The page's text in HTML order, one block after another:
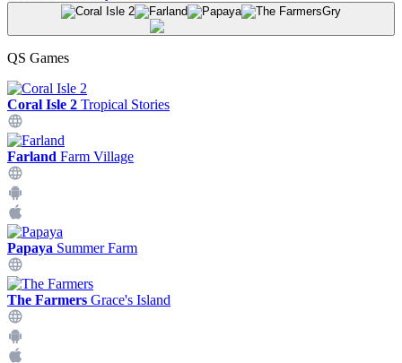
Gry
QS Games
Coral Isle 2 Tropical Stories
Farland Farm Village
Papaya Summer Farm
The Farmers Grace's Island